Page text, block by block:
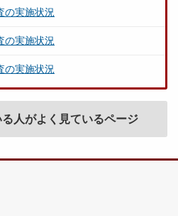
の実施状況
の実施状況
の実施状況
人がよく見ているページ